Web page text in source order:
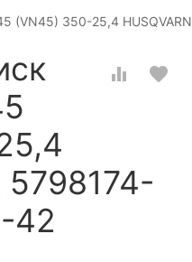
(VN45) 350-25,4
5798174-
42